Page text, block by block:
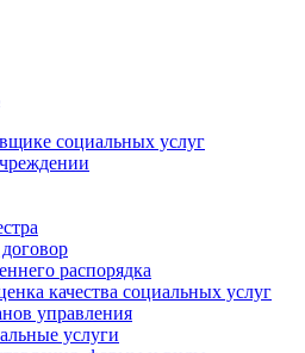
социальных услуг
распорядка
качества социальных услуг
управления
услуги